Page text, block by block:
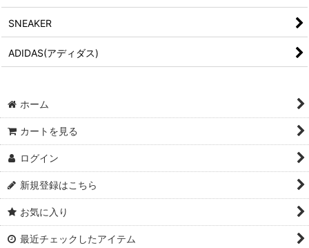
SNEAKER
ADIDAS(アディダス)
ホーム
カートを見る
ログイン
新規登録はこちら
お気に入り
最近チェックしたアイテム